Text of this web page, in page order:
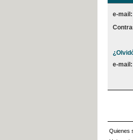
e-mail:
e-mail:
Quienes